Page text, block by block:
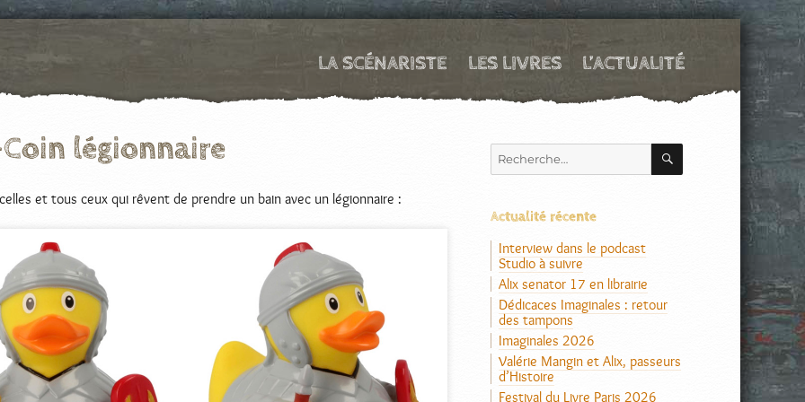
LA SCÉNARISTE LES LIVRES L’ACTUALITÉ
légionnaire
et tous ceux qui rêvent de prendre un bain avec un légionnaire :
Recherche
pour :
RECHERCHE
Actualité récente
Interview dans le podcast
Studio à suivre
Alix senator 17 en librairie
Dédicaces Imaginales : retour
des tampons
Imaginales 2026
Valérie Mangin et Alix, passeurs
d’Histoire
Festival du Livre Paris 2026